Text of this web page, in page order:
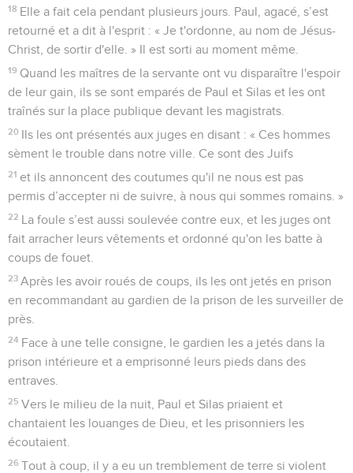
18 Elle a fait cela pendant plusieurs jours. Paul, agacé, s’est
retourné et a dit à l'esprit : « Je t'ordonne, au nom de Jésus-
Christ, de sortir d'elle. » Il est sorti au moment même.
19 Quand les maîtres de la servante ont vu disparaître l'espoir
de leur gain, ils se sont emparés de Paul et Silas et les ont
traînés sur la place publique devant les magistrats.
20 Ils les ont présentés aux juges en disant : « Ces hommes
sèment le trouble dans notre ville. Ce sont des Juifs
21 et ils annoncent des coutumes qu'il ne nous est pas
permis d’accepter ni de suivre, à nous qui sommes romains. »
22 La foule s’est aussi soulevée contre eux, et les juges ont
fait arracher leurs vêtements et ordonné qu'on les batte à
coups de fouet.
23 Après les avoir roués de coups, ils les ont jetés en prison
en recommandant au gardien de la prison de les surveiller de
près.
24 Face à une telle consigne, le gardien les a jetés dans la
prison intérieure et a emprisonné leurs pieds dans des
entraves.
25 Vers le milieu de la nuit, Paul et Silas priaient et
chantaient les louanges de Dieu, et les prisonniers les
écoutaient.
26 Tout à coup, il y a eu un tremblement de terre si violent